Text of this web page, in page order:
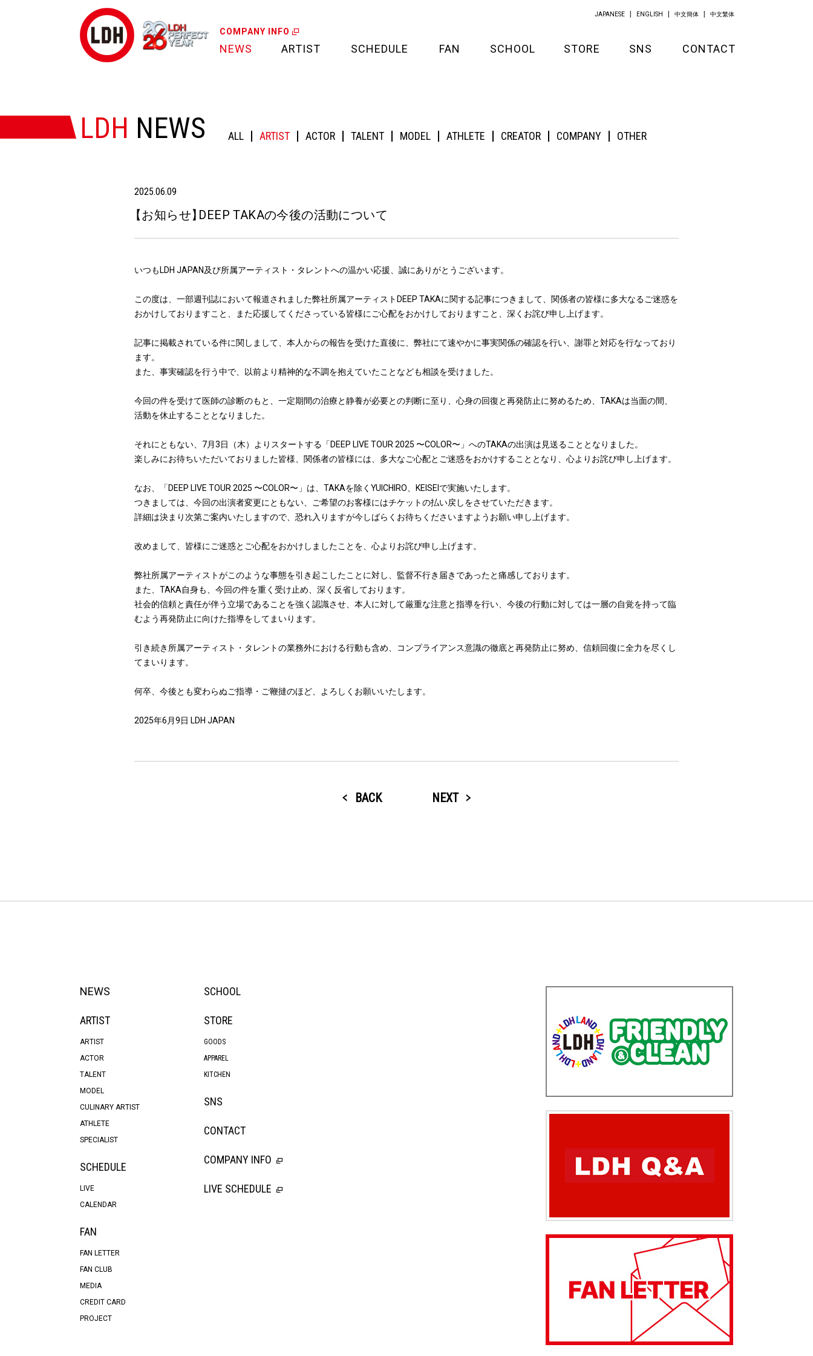
COMPANY INFO
NEWS ARTIST SCHEDULE FAN
MEDIA
SCHOOL STORE
KITCHEN
SNS CONTACT
JAPANESE ENGLISH 中文簡体 中文繁体
LDH NEWS ALL ARTIST ACTOR TALENT MODEL ATHLETE CREATOR COMPANY OTHER
2025.06.09
【お知らせ】DEEP TAKAの今後の活動について
いつもLDH JAPAN及び所属アーティスト・タレントへの温かい応援、誠にありがとうございます。
この度は、一部週刊誌において報道されました弊社所属アーティストDEEP TAKAに関する記事につきまして、関係者の皆様に多大なるご迷惑を
おかけしておりますこと、また応援してくださっている皆様にご心配をおかけしておりますこと、深くお詫び申し上げます。
記事に掲載されている件に関しまして、本人からの報告を受けた直後に、弊社にて速やかに事実関係の確認を行い、謝罪と対応を行なっており
ます。
また、事実確認を行う中で、以前より精神的な不調を抱えていたことなども相談を受けました。
今回の件を受けて医師の診断のもと、一定期間の治療と静養が必要との判断に至り、心身の回復と再発防止に努めるため、TAKAは当面の間、
活動を休止することとなりました。
それにともない、7月3日（木）よりスタートする「DEEP LIVE TOUR 2025 〜COLOR〜」へのTAKAの出演は見送ることとなりました。
楽しみにお待ちいただいておりました皆様、関係者の皆様には、多大なご心配とご迷惑をおかけすることとなり、心よりお詫び申し上げます。
なお、「DEEP LIVE TOUR 2025 〜COLOR〜」は、TAKAを除くYUICHIRO、KEISEIで実施いたします。
つきましては、今回の出演者変更にともない、ご希望のお客様にはチケットの払い戻しをさせていただきます。
詳細は決まり次第ご案内いたしますので、恐れ入りますが今しばらくお待ちくださいますようお願い申し上げます。
改めまして、皆様にご迷惑とご心配をおかけしましたことを、心よりお詫び申し上げます。
弊社所属アーティストがこのような事態を引き起こしたことに対し、監督不行き届きであったと痛感しております。
また、TAKA自身も、今回の件を重く受け止め、深く反省しております。
社会的信頼と責任が伴う立場であることを強く認識させ、本人に対して厳重な注意と指導を行い、今後の行動に対しては一層の自覚を持って臨
むよう再発防止に向けた指導をしてまいります。
引き続き所属アーティスト・タレントの業務外における行動も含め、コンプライアンス意識の徹底と再発防止に努め、信頼回復に全力を尽くし
てまいります。
何卒、今後とも変わらぬご指導・ご鞭撻のほど、よろしくお願いいたします。
2025年6月9日 LDH JAPAN
BACK NEXT
NEWS
ARTIST
ARTIST
ACTOR
TALENT
MODEL
CULINARY ARTIST
ATHLETE
SPECIALIST
SCHEDULE
LIVE
CALENDAR
FAN
FAN LETTER
FAN CLUB
MEDIA
CREDIT CARD
PROJECT
SCHOOL
STORE
GOODS
APPAREL
KITCHEN
SNS
CONTACT
COMPANY INFO
LIVE SCHEDULE